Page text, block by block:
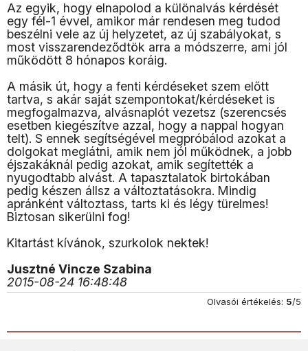
Az egyik, hogy elnapolod a különalvás kérdését
egy fél-1 évvel, amikor már rendesen meg tudod
beszélni vele az új helyzetet, az új szabályokat, s
most visszarendeződtök arra a módszerre, ami jól
működött 8 hónapos koráig.
A másik út, hogy a fenti kérdéseket szem előtt
tartva, s akár saját szempontokat/kérdéseket is
megfogalmazva, alvásnaplót vezetsz (szerencsés
esetben kiegészítve azzal, hogy a nappal hogyan
telt). S ennek segítségével megpróbálod azokat a
dolgokat meglátni, amik nem jól működnek, a jobb
éjszakáknál pedig azokat, amik segítették a
nyugodtabb alvást. A tapasztalatok birtokában
pedig készen állsz a változtatásokra. Mindig
apránként változtass, tarts ki és légy türelmes!
Biztosan sikerülni fog!
Kitartást kívánok, szurkolok nektek!
Jusztné Vincze Szabina
2015-08-24 16:48:48
Olvasói értékelés: 5/5